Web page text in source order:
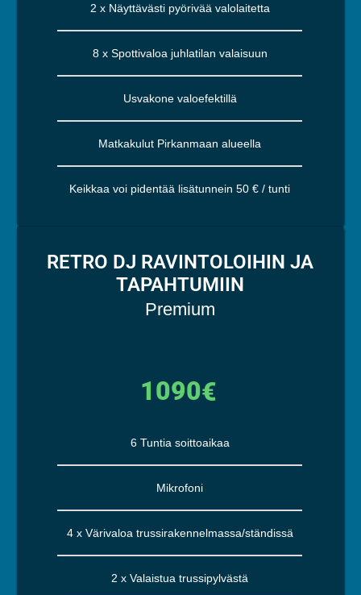
2 x Näyttävästi pyörivää valolaitetta
8 x Spottivaloa juhlatilan valaisuun
Usvakone valoefektillä
Matkakulut Pirkanmaan alueella
Keikkaa voi pidentää lisätunnein 50 € / tunti
RETRO DJ RAVINTOLOIHIN JA
TAPAHTUMIIN
Premium
1090€
6 Tuntia soittoaikaa
Mikrofoni
4 x Värivaloa trussirakennelmassa/ständissä
2 x Valaistua trussipylvästä